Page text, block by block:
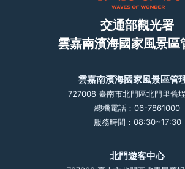
交通部觀光署
雲嘉南濱海國家風景區
雲嘉南濱海國家風景區管
727008 臺南市北門區北門里舊
總機電話：06-7861000
服務時間：08:30~17:30
北門遊客中心